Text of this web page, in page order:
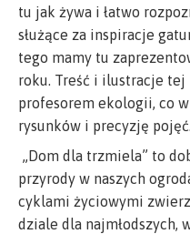
tu jak żywa i łatwo
służące za inspiracje
tego mamy tu
roku. Treść i ilustracje tej
profesorem ekologii, co
rysunków i precyzję pojęć.
„Dom dla trzmiela” to
przyrody w naszych
cyklami życiowymi
dziale dla najmłodszych,